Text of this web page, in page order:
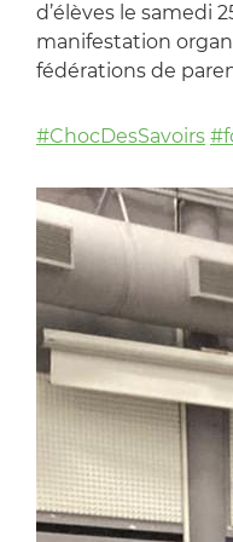
d’élèves le samedi
manifestation
fédérations de
#ChocDesSavoirs